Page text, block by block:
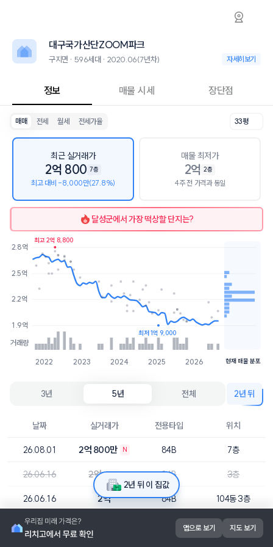
구지면 대구국가산단ZOOM파크 아파트 시세
대구국가산단ZOOM파크는 구지면에 위치한 596세대 대단지 아파트
2026년 8월 9일 기준 25평형의 매매 시세는 1.5억, 전세는 1.2억입니
인근 학군으로는 대구세현초등학교, 구지중학교가 있습니다.
최고 25층, 용적률 199%, 건폐율 14%의 단지입니다.
대구국가산단
대구국가산단ZOOM파크
구지면 · 596세대 · 2020.06(7년차) 구지면 · 596세
자세히보기
정보 매물 시세 장단점
매매 전세 월세 전세가율 33평
최근 실거래가
2억 800 7층
최고 대비 -8,000만(27.8%)
매물 최저가
2억 2층
4주 전 가격과 동일
달성군에서 가장 떡상할 단지는?
2022 2023 2024 2025 2026
거래량
1.9억
2.2억
2.5억
2.8억
최고 2억 8,800
최저 1억 9,000
2억
현재 매물 분포
3년 5년 전체 2년 뒤
날짜 실거래가 전용타입 위치
26.08.01 2억 800만 N 84B 7층
26.06.16 2억 취소 84B 3층
26.06.16 2억 84B 104동 3층
26.05.13 2억 1,900만 84A 102동 14층
2년 뒤 이 집값
앱으로 보기 지도 보기